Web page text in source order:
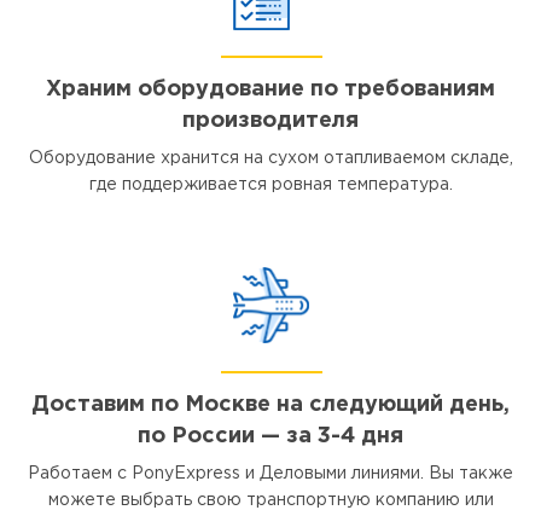
Храним оборудование по требованиям
производителя
Оборудование хранится на сухом отапливаемом складе,
где поддерживается ровная температура.
Доставим по Москве на следующий день,
по России — за 3-4 дня
Работаем с PonyExpress и Деловыми линиями. Вы также
можете выбрать свою транспортную компанию или